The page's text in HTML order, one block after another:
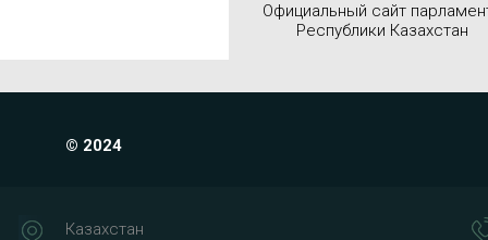
Официальный сайт
Республики Казахстан
© 2024
Казахстан